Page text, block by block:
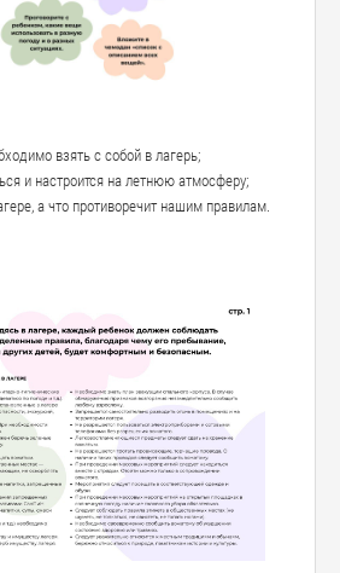
взять с собой в лагерь;
и настроится на летнюю атмосферу;
а что противоречит нашим правилам.